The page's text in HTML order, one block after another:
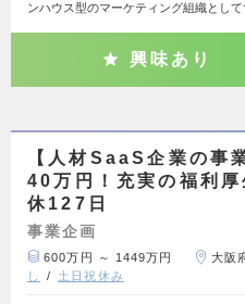
ンハウス型のマーケティング組織とし
興味あり
【人材SaaS企業の事
40万円！充実の福利
休127日
事業企画
600万円 ～ 1449万円 大阪
し
土日祝休み